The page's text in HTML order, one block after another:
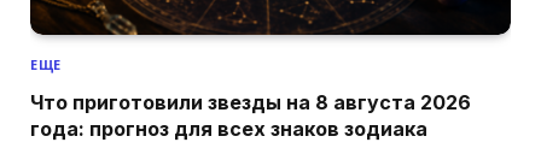
ЕЩЕ
Что приготовили звезды на 8 августа 2026
года: прогноз для всех знаков зодиака